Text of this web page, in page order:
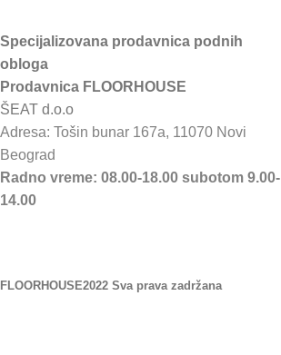
Specijalizovana prodavnica podnih
obloga
Prodavnica FLOORHOUSE
ŠEAT d.o.o
Adresa: Tošin bunar 167a, 11070 Novi
Beograd
Radno vreme: 08.00-18.00 subotom 9.00-
14.00
FLOORHOUSE2022 Sva prava zadržana